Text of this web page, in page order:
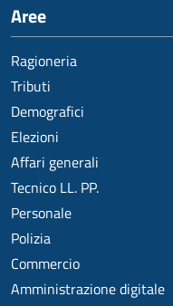
Aree
Ragioneria
Tributi
Demografici
Elezioni
Affari generali
Tecnico LL. PP.
Personale
Polizia
Commercio
Amministrazione digitale